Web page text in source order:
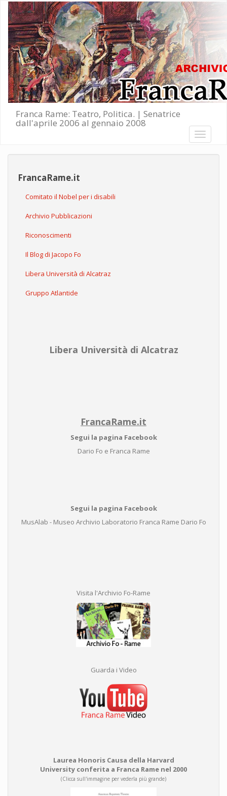
Salta al contenuto principale
Franca Rame: Teatro, Politica. | Senatrice
dall'aprile 2006 al gennaio 2008
Toggle
FrancaRame.it
Comitato il Nobel per i disabili
Archivio Pubblicazioni
Riconoscimenti
Il Blog di Jacopo Fo
Libera Università di Alcatraz
Gruppo Atlantide
Libera Università di Alcatraz
FrancaRame.it
Segui la pagina Facebook
Dario Fo e Franca Rame
Segui la pagina Facebook
MusAlab - Museo Archivio Laboratorio Franca Rame Dario Fo
Visita l'Archivio Fo-Rame
Guarda i Video
Laurea Honoris Causa della Harvard
University conferita a Franca Rame nel 2000
(Clicca sull'immagine per vederla più grande)